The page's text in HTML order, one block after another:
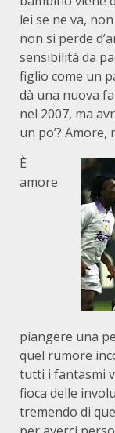
lei se ne va,
non si perde
sensibilità da
figlio come un
dà una nuova
nel 2007, ma
un po’? Amore,
È
amore
piangere una
quel rumore
tutti i fantasmi
fioca delle
tremendo di